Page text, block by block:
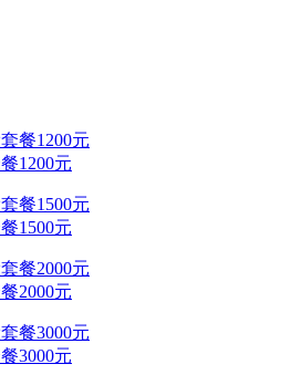
1200元
1500元
2000元
3000元